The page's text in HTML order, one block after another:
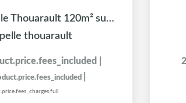
Maison La Chapelle Thouarault 120m² sur sous-sol avec...
thouarault